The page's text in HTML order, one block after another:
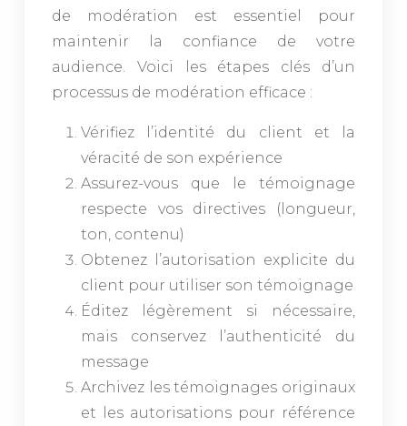
de modération est essentiel pour
maintenir la confiance de votre
audience. Voici les étapes clés d’un
processus de modération efficace :
Vérifiez l’identité du client et la
véracité de son expérience
Assurez-vous que le témoignage
respecte vos directives (longueur,
ton, contenu)
Obtenez l’autorisation explicite du
client pour utiliser son témoignage
Éditez légèrement si nécessaire,
mais conservez l’authenticité du
message
Archivez les témoignages originaux
et les autorisations pour référence